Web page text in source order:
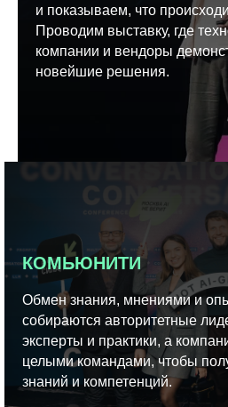
и показываем, что
Проводим выставку, где
компании и вендоры
новейшие решения.
КОМЬЮНИТИ
Обмен знания, мнениями и
собираются авторитетные
эксперты и практики, а
целыми командами, чтобы
знаний и компетенций.